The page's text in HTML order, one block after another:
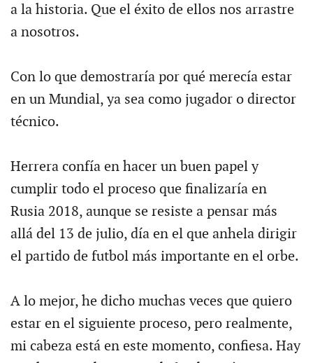
a la historia. Que el éxito de ellos nos arrastre
a nosotros.
Con lo que demostraría por qué merecía estar
en un Mundial, ya sea como jugador o director
técnico.
Herrera confía en hacer un buen papel y
cumplir todo el proceso que finalizaría en
Rusia 2018, aunque se resiste a pensar más
allá del 13 de julio, día en el que anhela dirigir
el partido de futbol más importante en el orbe.
A lo mejor, he dicho muchas veces que quiero
estar en el siguiente proceso, pero realmente,
mi cabeza está en este momento, confiesa. Hay